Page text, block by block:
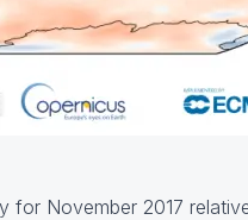
for November 2017